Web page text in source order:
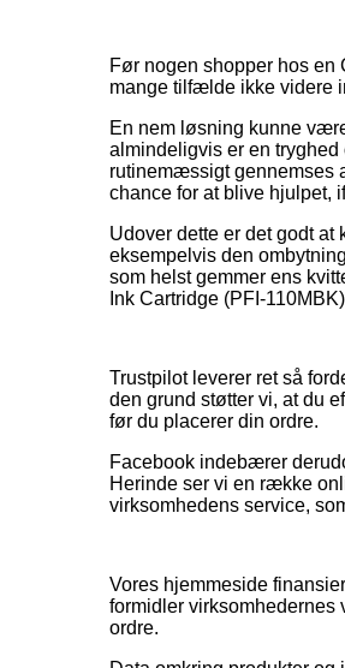
Før nogen shopper hos en
mange tilfælde ikke videre
En nem løsning kunne
almindeligvis er en
rutinemæssigt gennemses
chance for at blive hjulpet,
Udover dette er det godt at
eksempelvis den
som helst gemmer ens
Ink Cartridge (PFI-
Trustpilot leverer ret så
den grund støtter vi, at du
før du placerer din ordre.
Facebook indebærer
Herinde ser vi en række
virksomhedens service,
Vores hjemmeside
formidler virksomhedernes
ordre.